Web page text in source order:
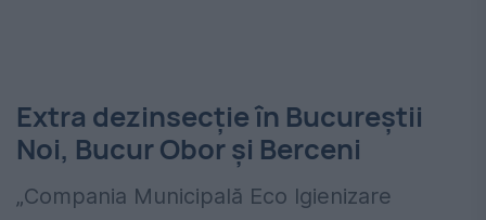
Extra dezinsecție în Bucureștii
Noi, Bucur Obor și Berceni
„Compania Municipală Eco Igienizare